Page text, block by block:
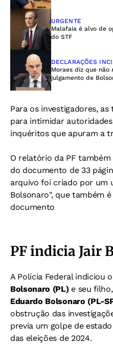
URGENTE
Malafaia é alvo de
do STF
DECLARAÇÕES
Moraes diz que
julgamento de
Para os investigadores,
para intimidar
inquéritos que apuram a
O relatório da PF
do documento de 33
arquivo foi criado por um
Bolsonaro", que também
documento
PF indicia Jair
A Polícia Federal indiciou o
Bolsonaro (PL)e seu
Eduardo Bolsonaro (PL-
obstrução das
previa um golpe de
das eleições de 2024.